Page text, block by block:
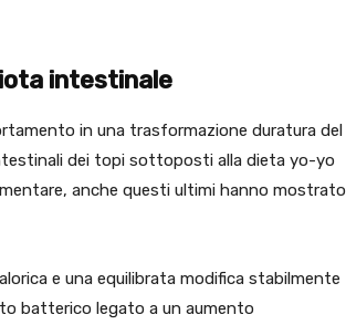
intestinale
in una trasformazione duratura del
dei topi sottoposti alla dieta yo-yo
anche questi ultimi hanno mostrato
e una equilibrata modifica stabilmente
batterico legato a un aumento